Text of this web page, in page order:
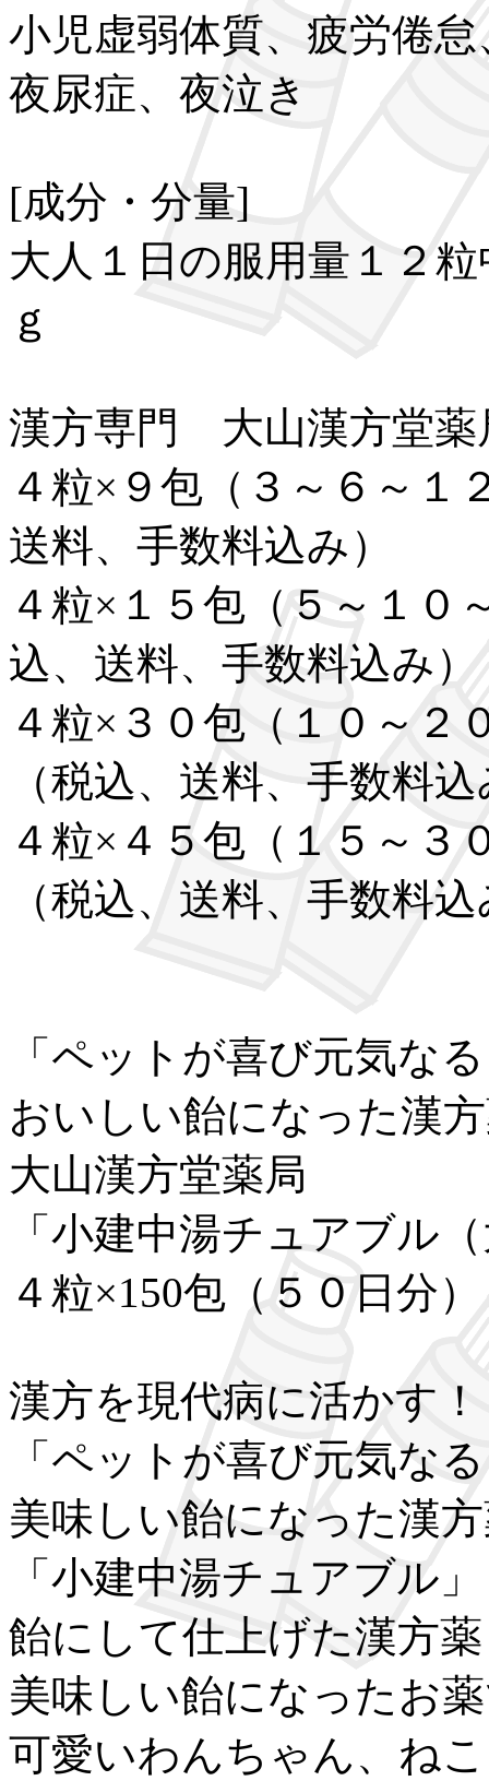
小児虚弱体質、疲労倦
夜尿症、夜泣き
[成分・分量]
大人１日の服用量１２
ｇ
漢方専門 大山漢方堂
４粒×９包（３～６～１
送料、手数料込み）
４粒×１５包（５～１０
込、送料、手数料込み）
４粒×３０包（１０～２
（税込、送料、手数料
４粒×４５包（１５～３
（税込、送料、手数料
「ペットが喜び元気な
おいしい飴になった漢
大山漢方堂薬局
「小建中湯チュアブル
４粒×150包（５０日分）
漢方を現代病に活かす
「ペットが喜び元気な
美味しい飴になった漢
「小建中湯チュアブル」
飴にして仕上げた漢方
美味しい飴になったお
可愛いわんちゃん、ね